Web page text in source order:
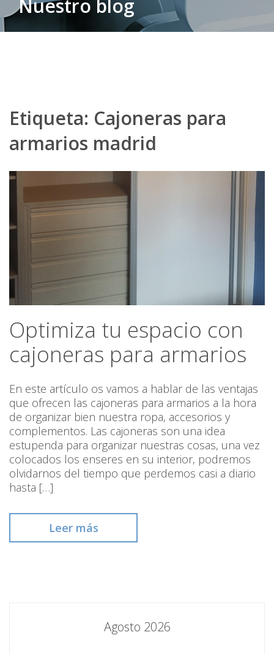
Nuestro blog
Etiqueta: Cajoneras para
armarios madrid
Optimiza tu espacio con
cajoneras para armarios
En este artículo os vamos a hablar de las ventajas
que ofrecen las cajoneras para armarios a la hora
de organizar bien nuestra ropa, accesorios y
complementos. Las cajoneras son una idea
estupenda para organizar nuestras cosas, una vez
colocados los enseres en su interior, podremos
olvidarnos del tiempo que perdemos casi a diario
hasta […]
Leer más
Agosto 2026